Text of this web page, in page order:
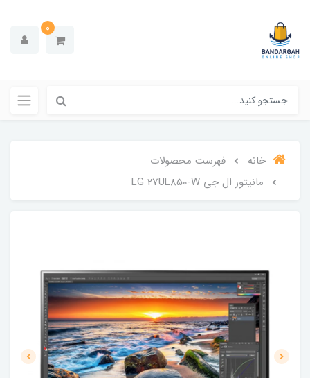
0
خانه
فهرست محصولات
مانیتور ال جی LG 27UL850-W